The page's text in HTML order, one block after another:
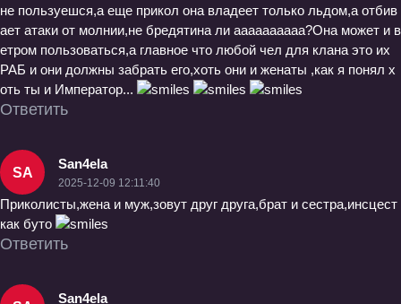
не пользуешся,а еще прикол она владеет только льдом,а отбив
ает атаки от молнии,не бредятина ли аааааааааа?Она может и в
етром пользоваться,а главное что любой чел для клана это их
РАБ и они должны забрать его,хоть они и женаты ,как я понял х
оть ты и Император...
Ответить
SA
San4ela
2025-12-09 12:11:40
Приколисты,жена и муж,зовут друг друга,брат и сестра,инсцест
как буто
Ответить
San4ela